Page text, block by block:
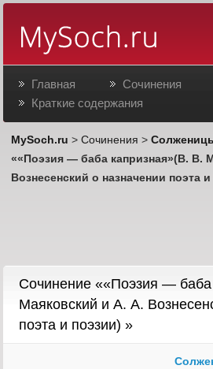
Главная
Сочинения
Краткие содержания
MySoch.ru >Сочинения >
««Поэзия — баба капризная»(В. В.
Вознесенский о назначении поэта
Сочинение ««Поэзия —
Маяковский и А. А.
поэта и поэзии) »